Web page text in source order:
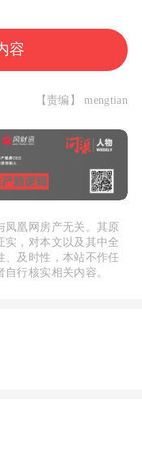
集团成员校）
校”，网传许
“五一”期间，
数据涨幅位居
林晓相关人
目到访1226
容
【责编】 mengtian
凤凰网房产无关。其原
实，对本文以及其中全
、及时性，本站不作任
行核实相关内容。